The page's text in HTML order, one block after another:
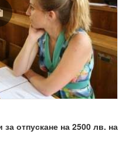
отпускане на 2500 лв. на